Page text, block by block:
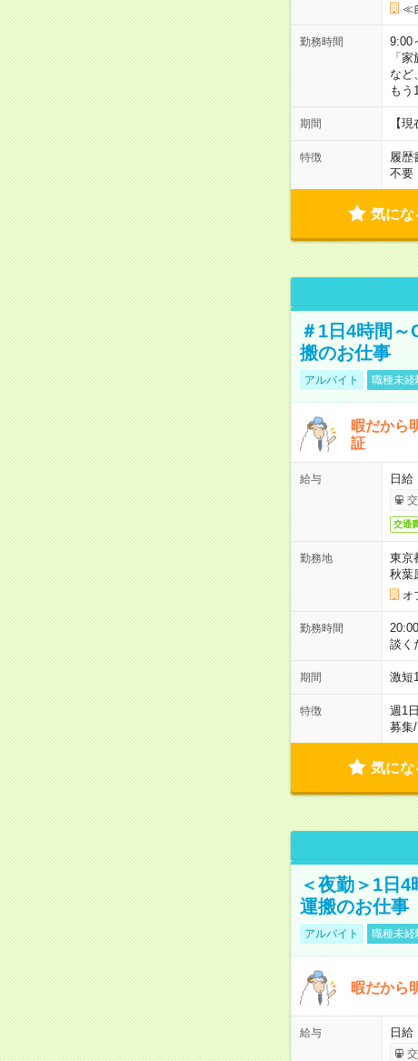
≪
勤務時間
9:00
「
など
もう
期間 【
特徴 履歴
不要
気にな
＃1日4時間
搬のお仕事
アルバイト 職種未経
暇だから
証
給与 日
交通
勤務地
東京
秋葉
オ
勤務時間
談く
期間 激短
特徴 週1
募集/
気にな
＜夜勤＞1日
運搬のお仕事
アルバイト 職種未経
暇だから
給与 日